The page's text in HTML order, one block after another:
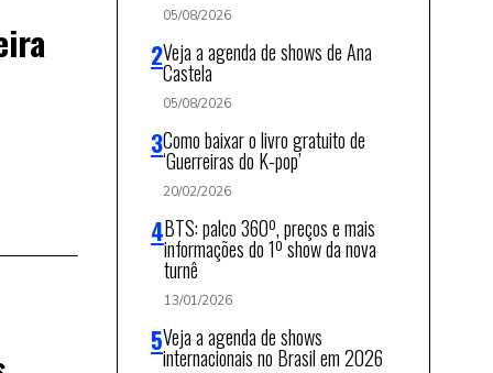
05/08/2026
Veja a agenda de shows de Ana
Castela
05/08/2026
Como baixar o livro gratuito de
‘Guerreiras do K-pop’
20/02/2026
BTS: palco 360º, preços e mais
informações do 1º show da nova
turnê
13/01/2026
Veja a agenda de shows
internacionais no Brasil em 2026